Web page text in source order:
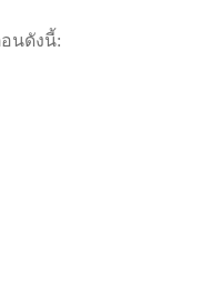
นดังนี้: